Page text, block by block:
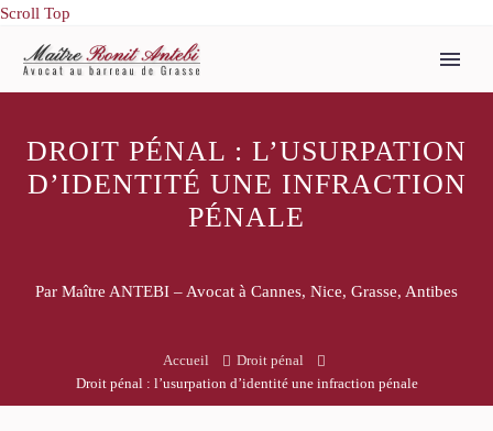
Scroll Top
DROIT PÉNAL : L’USURPATION
D’IDENTITÉ UNE INFRACTION
PÉNALE
Par Maître ANTEBI – Avocat à Cannes, Nice, Grasse, Antibes
Accueil
Droit pénal
Droit pénal : l’usurpation d’identité une infraction pénale